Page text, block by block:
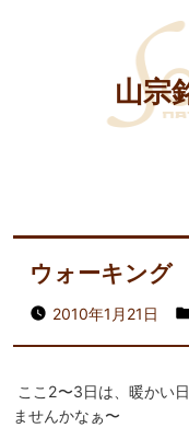
山宗
ウォーキング
2010年1月21日
ここ2〜3日は、暖かい
ませんかなぁ〜